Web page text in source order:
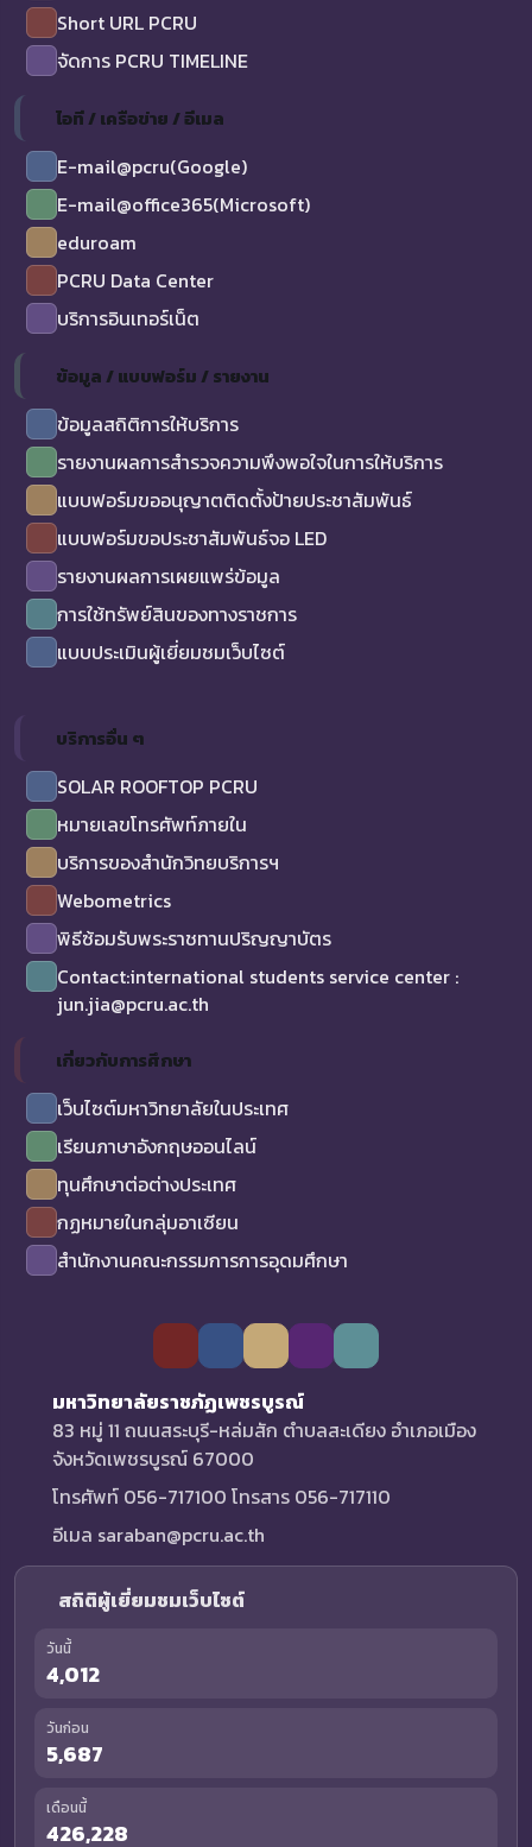
Short URL PCRU
จัดการ PCRU TIMELINE
ไอที / เครือข่าย / อีเมล
E-mail@pcru(Google)
E-mail@office365(Microsoft)
eduroam
PCRU Data Center
บริการอินเทอร์เน็ต
ข้อมูล / แบบฟอร์ม / รายงาน
ข้อมูลสถิติการให้บริการ
รายงานผลการสำรวจความพึงพอใจในการให้บริการ
แบบฟอร์มขออนุญาตติดตั้งป้ายประชาสัมพันธ์
แบบฟอร์มขอประชาสัมพันธ์จอ LED
รายงานผลการเผยแพร่ข้อมูล
การใช้ทรัพย์สินของทางราชการ
แบบประเมินผู้เยี่ยมชมเว็บไซต์
บริการอื่น ๆ
SOLAR ROOFTOP PCRU
หมายเลขโทรศัพท์ภายใน
บริการของสำนักวิทยบริการฯ
Webometrics
พิธีซ้อมรับพระราชทานปริญญาบัตร
Contact:international students service center :
jun.jia@pcru.ac.th
เกี่ยวกับการศึกษา
เว็บไซต์มหาวิทยาลัยในประเทศ
เรียนภาษาอังกฤษออนไลน์
ทุนศึกษาต่อต่างประเทศ
กฏหมายในกลุ่มอาเซียน
สำนักงานคณะกรรมการการอุดมศึกษา
มหาวิทยาลัยราชภัฏเพชรบูรณ์
83 หมู่ 11 ถนนสระบุรี-หล่มสัก ตำบลสะเดียง อำเภอเมือง
จังหวัดเพชรบูรณ์ 67000
โทรศัพท์ 056-717100 โทรสาร 056-717110
อีเมล saraban@pcru.ac.th
สถิติผู้เยี่ยมชมเว็บไซต์
วันนี้
4,012
วันก่อน
5,687
เดือนนี้
426,228